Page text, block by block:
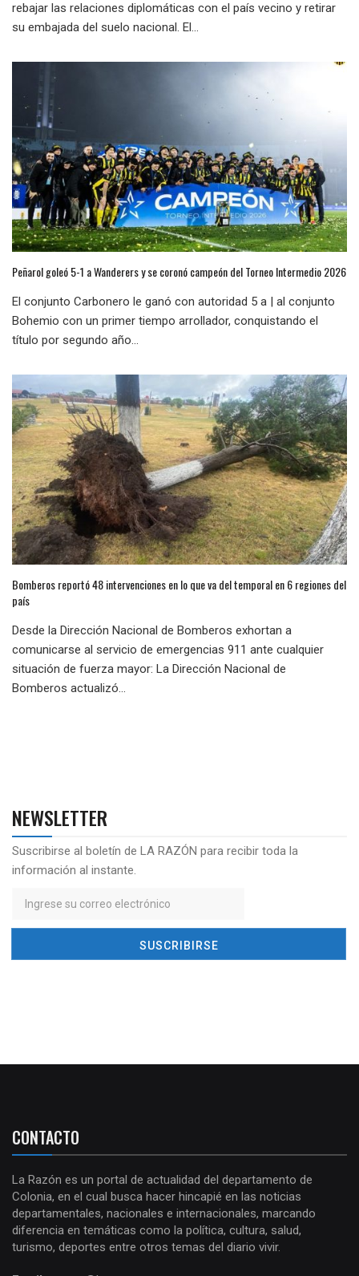
rebajar las relaciones diplomáticas con el país vecino y retirar
su embajada del suelo nacional. El...
Peñarol goleó 5-1 a Wanderers y se coronó campeón del Torneo Intermedio 2026
El conjunto Carbonero le ganó con autoridad 5 a | al conjunto
Bohemio con un primer tiempo arrollador, conquistando el
título por segundo año...
Bomberos reportó 48 intervenciones en lo que va del temporal en 6 regiones del
país
Desde la Dirección Nacional de Bomberos exhortan a
comunicarse al servicio de emergencias 911 ante cualquier
situación de fuerza mayor: La Dirección Nacional de
Bomberos actualizó...
NEWSLETTER
Suscribirse al boletín de LA RAZÓN para recibir toda la
información al instante.
CONTACTO
La Razón es un portal de actualidad del departamento de
Colonia, en el cual busca hacer hincapié en las noticias
departamentales, nacionales e internacionales, marcando
diferencia en temáticas como la política, cultura, salud,
turismo, deportes entre otros temas del diario vivir.